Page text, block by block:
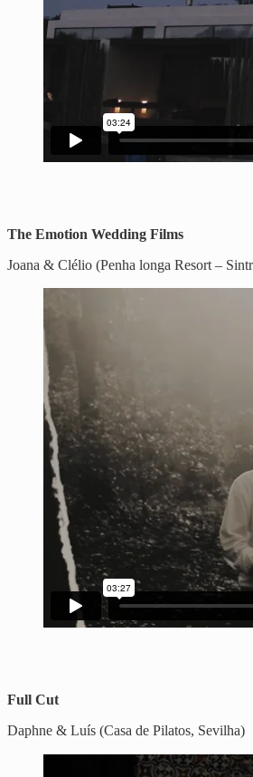
The Emotion Wedding Films
Joana & Clélio (Penha longa Resort –
Full Cut
Daphne & Luís (Casa de Pilatos, Sevilha)